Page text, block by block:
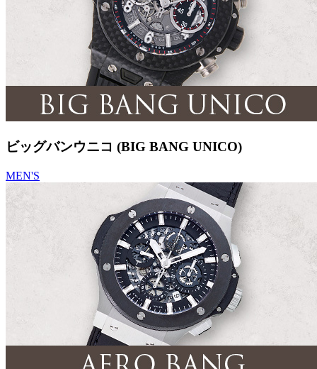
ビッグバンウニコ (BIG BANG UNICO)
MEN'S